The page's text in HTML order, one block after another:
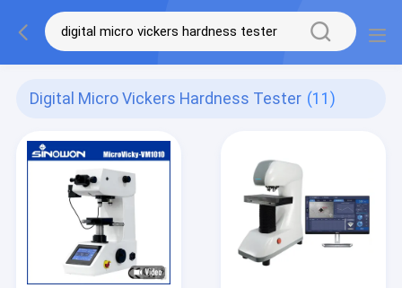
Digital Micro Vickers Hardness Tester (11)